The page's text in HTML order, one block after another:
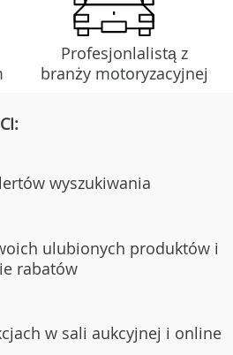
Profesjonlalistą z
branży motoryzacyjnej
wyszukiwania
ulubionych produktów i
rabatów
w sali aukcyjnej i online